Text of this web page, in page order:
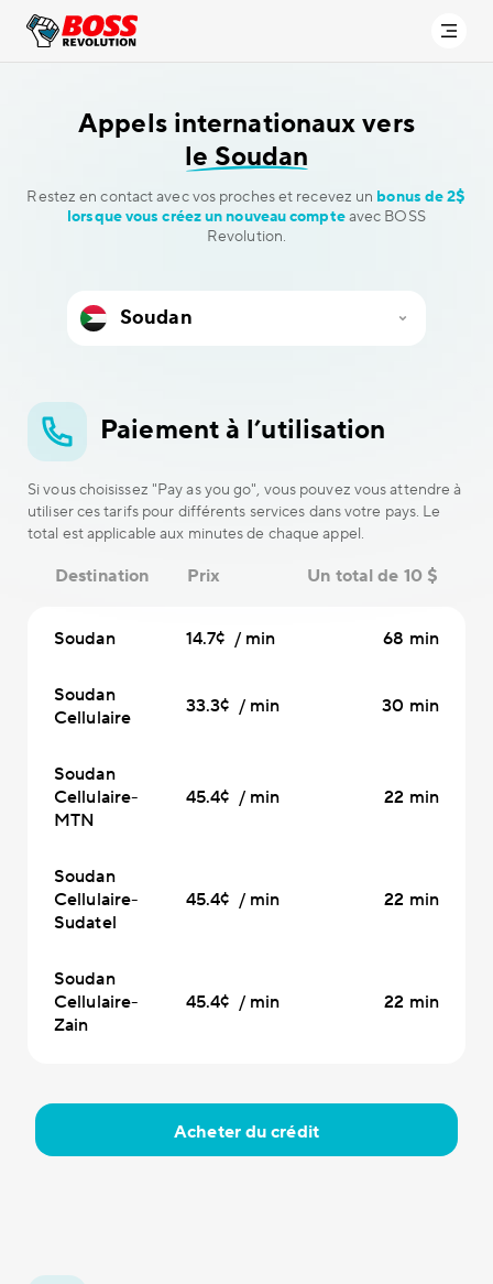
Appels internationaux vers
le Soudan
Restez en contact avec vos proches et recevez un bonus de 2$
lorsque vous créez un nouveau compteavec BOSS
Revolution.
Paiement à l’utilisation
Si vous choisissez "Pay as you go", vous pouvez vous attendre à
utiliser ces tarifs pour différents services dans votre pays. Le
total est applicable aux minutes de chaque appel.
Destination Prix Un total de 10 $
Soudan 14.7¢ / min 68 min
Soudan
Cellulaire
33.3¢ / min 30 min
Soudan
Cellulaire-
MTN
45.4¢ / min 22 min
Soudan
Cellulaire-
Sudatel
45.4¢ / min 22 min
Soudan
Cellulaire-
Zain
45.4¢ / min 22 min
Acheter du crédit